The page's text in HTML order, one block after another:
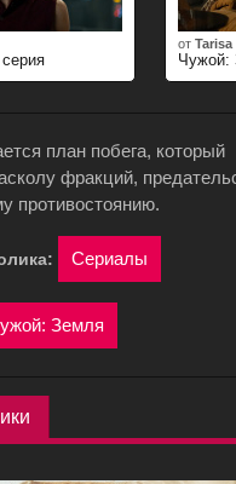
от Tarisa
Чужой:
план побега, который
фракций,
противостоянию.
Сериалы
Земля